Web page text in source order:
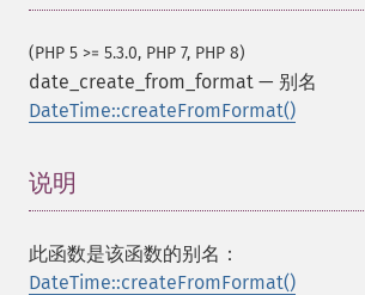
(PHP 5 >= 5.3.0, PHP 7, PHP 8)
date_create_from_format — 别名
DateTime::createFromFormat()
说明
此函数是该函数的别名：
DateTime::createFromFormat()